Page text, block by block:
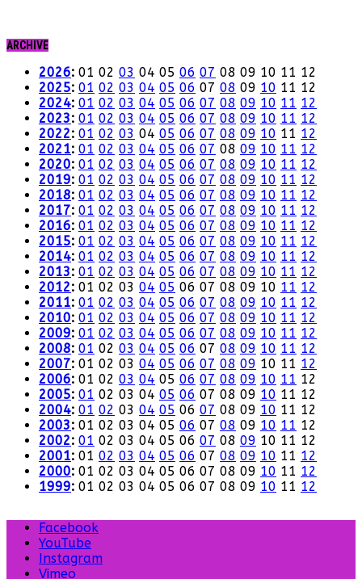
ARCHIVE
2026: 01 02 03 04 05 06 07 08 09 10 11 12
2025: 01 02 03 04 05 06 07 08 09 10 11 12
2024: 01 02 03 04 05 06 07 08 09 10 11 12
2023: 01 02 03 04 05 06 07 08 09 10 11 12
2022: 01 02 03 04 05 06 07 08 09 10 11 12
2021: 01 02 03 04 05 06 07 08 09 10 11 12
2020: 01 02 03 04 05 06 07 08 09 10 11 12
2019: 01 02 03 04 05 06 07 08 09 10 11 12
2018: 01 02 03 04 05 06 07 08 09 10 11 12
2017: 01 02 03 04 05 06 07 08 09 10 11 12
2016: 01 02 03 04 05 06 07 08 09 10 11 12
2015: 01 02 03 04 05 06 07 08 09 10 11 12
2014: 01 02 03 04 05 06 07 08 09 10 11 12
2013: 01 02 03 04 05 06 07 08 09 10 11 12
2012: 01 02 03 04 05 06 07 08 09 10 11 12
2011: 01 02 03 04 05 06 07 08 09 10 11 12
2010: 01 02 03 04 05 06 07 08 09 10 11 12
2009: 01 02 03 04 05 06 07 08 09 10 11 12
2008: 01 02 03 04 05 06 07 08 09 10 11 12
2007: 01 02 03 04 05 06 07 08 09 10 11 12
2006: 01 02 03 04 05 06 07 08 09 10 11 12
2005: 01 02 03 04 05 06 07 08 09 10 11 12
2004: 01 02 03 04 05 06 07 08 09 10 11 12
2003: 01 02 03 04 05 06 07 08 09 10 11 12
2002: 01 02 03 04 05 06 07 08 09 10 11 12
2001: 01 02 03 04 05 06 07 08 09 10 11 12
2000: 01 02 03 04 05 06 07 08 09 10 11 12
1999: 01 02 03 04 05 06 07 08 09 10 11 12
Facebook
YouTube
Instagram
Vimeo